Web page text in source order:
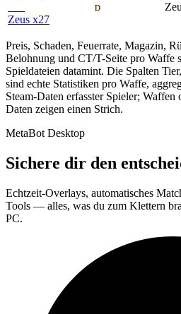
Zeus x27
D
Preis, Schaden, Feuerrate, Magazin,
Belohnung und CT/T-Seite pro Waffe
Spieldateien datamint. Die Spalten
sind echte Statistiken pro Waffe,
Steam-Daten erfasster Spieler; Waffen
Daten zeigen einen Strich.
MetaBot Desktop
Sichere dir den
Echtzeit-Overlays, automatisches
Tools — alles, was du zum Klettern
PC.